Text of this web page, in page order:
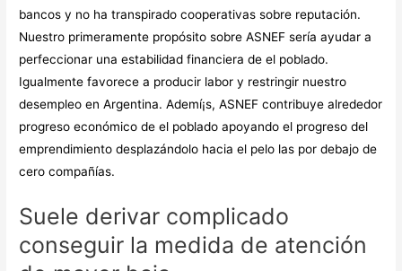
bancos y no ha transpirado cooperativas sobre reputación.
Nuestro primeramente propósito sobre ASNEF serí­a ayudar a
perfeccionar una estabilidad financiera de el poblado.
Igualmente favorece a producir labor y restringir nuestro
desempleo en Argentina. Ademí¡s, ASNEF contribuye alrededor
progreso económico de el poblado apoyando el progreso del
emprendimiento desplazándolo hacia el pelo las por debajo de
cero compañías.
Suele derivar complicado
conseguir la medida de atención